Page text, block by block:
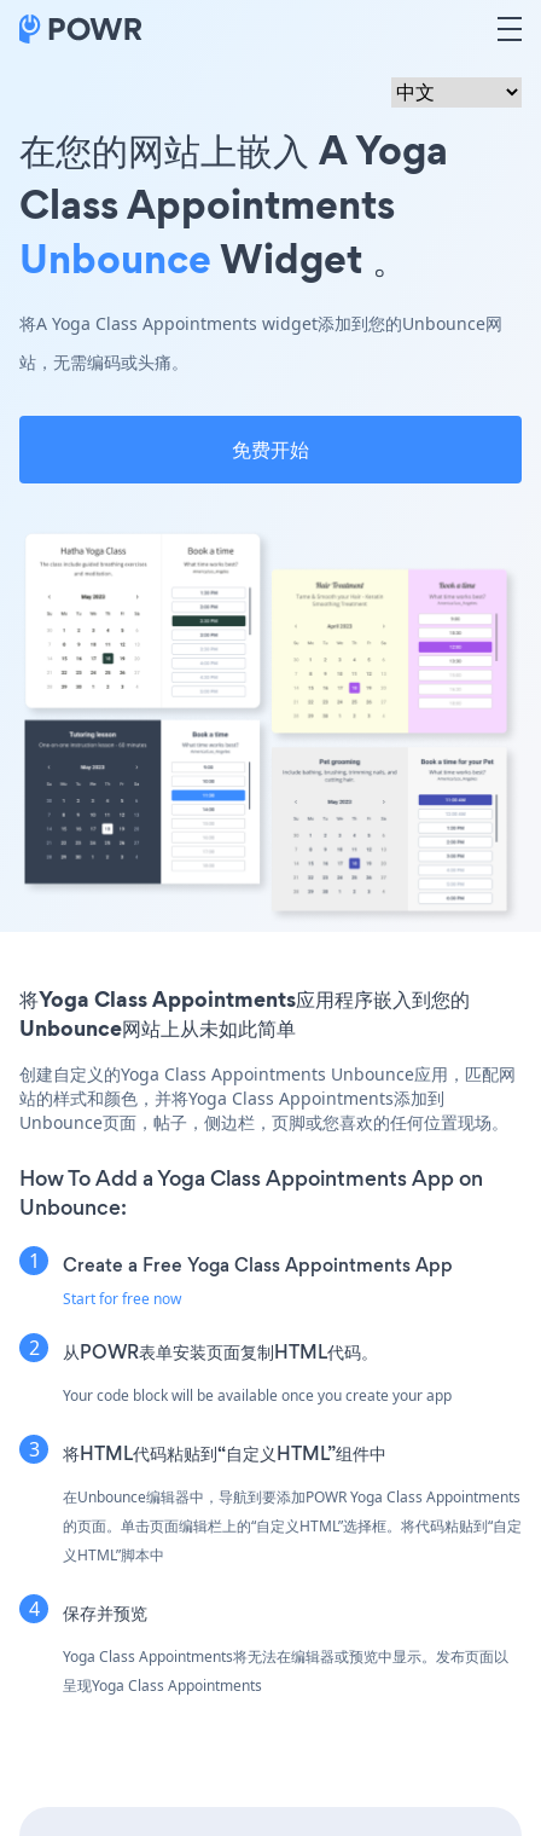
在您的网站上嵌入 A Yoga
Class Appointments
UnbounceWidget 。
将A Yoga Class Appointments widget添加到您的Unbounce网
站，无需编码或头痛。
免费开始
将Yoga Class Appointments应用程序嵌入到您的
Unbounce网站上从未如此简单
创建自定义的Yoga Class Appointments Unbounce应用，匹配网
站的样式和颜色，并将Yoga Class Appointments添加到
Unbounce页面，帖子，侧边栏，页脚或您喜欢的任何位置现场。
How To Add a Yoga Class Appointments App on
Unbounce:
Create a Free Yoga Class Appointments App
Start for free now
从POWR表单安装页面复制HTML代码。
Your code block will be available once you create your app
将HTML代码粘贴到“自定义HTML”组件中
在Unbounce编辑器中，导航到要添加POWR Yoga Class Appointments
的页面。单击页面编辑栏上的“自定义HTML”选择框。将代码粘贴到“自定
义HTML”脚本中
保存并预览
Yoga Class Appointments将无法在编辑器或预览中显示。发布页面以
呈现Yoga Class Appointments